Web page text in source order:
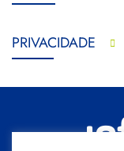
PRIVACIDADE